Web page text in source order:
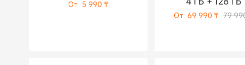
От 5 990 ₸
От 69 990 ₸ 79